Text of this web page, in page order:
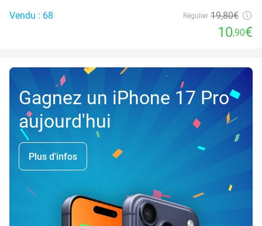
Vendu : 68
Régulier 19,80€
10,90€
Gagnez un iPhone 17 Pro
aujourd'hui
Plus d'infos